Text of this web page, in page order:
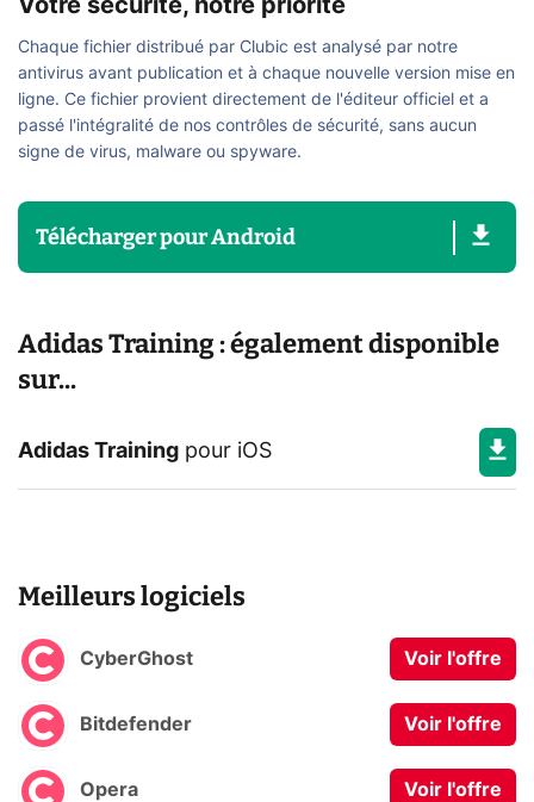
Votre sécurité, notre priorité
Chaque fichier distribué par Clubic est analysé par notre
antivirus avant publication et à chaque nouvelle version mise en
ligne. Ce fichier provient directement de l'éditeur officiel et a
passé l'intégralité de nos contrôles de sécurité, sans aucun
signe de virus, malware ou spyware.
TéléchargerpourAndroid
Adidas Training : également disponible
sur...
Adidas Training pour iOS
Meilleurs logiciels
CyberGhost Voir l'offre
Bitdefender Voir l'offre
Opera Voir l'offre